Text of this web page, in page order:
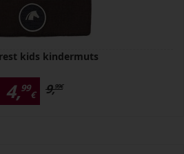
kids kindermuts
4,99
€ 9,99€